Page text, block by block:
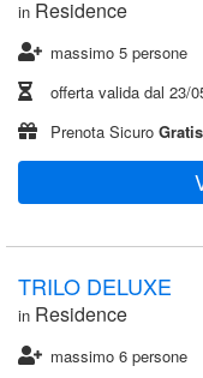
in Residence
massimo 5 persone
offerta valida dal 23/
Prenota Sicuro Gratis
TRILO DELUXE
in Residence
massimo 6 persone